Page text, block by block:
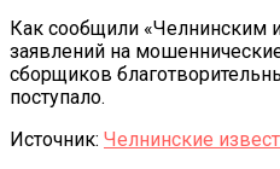
Как сообщили «Челнинским
заявлений на
сборщиков
поступало.
Источник: Челнинские